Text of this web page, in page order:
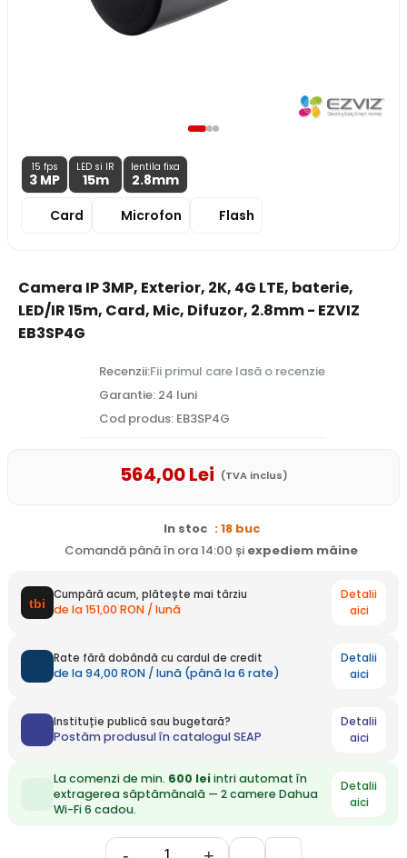
15 fps
3 MP
LED si IR
15m
lentila fixa
2.8mm
Card
Microfon Flash
Camera IP 3MP, Exterior, 2K, 4G LTE, baterie,
LED/IR 15m, Card, Mic, Difuzor, 2.8mm - EZVIZ
EB3SP4G
Recenzii:Fii primul care lasă o recenzie
Garantie: 24 luni
Cod produs: EB3SP4G
564,00Lei (TVA inclus)
In stoc : 18 buc
Comandă până în ora 14:00 și expediem mâine
Cumpără acum, plătește mai târziu
de la 151,00 RON / lună
Detalii
aici
Rate fără dobândă cu cardul de credit
de la 94,00 RON / lună (până la 6 rate)
Detalii
aici
Instituție publică sau bugetară?
Postăm produsul în catalogul SEAP
Detalii
aici
La comenzi de min. 600 leiintri automat în
extragerea săptămânală — 2 camere Dahua
Wi-Fi 6 cadou.
Detalii
aici